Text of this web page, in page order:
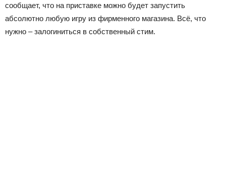
сообщает, что на приставке можно будет запустить
абсолютно любую игру из фирменного магазина. Всё, что
нужно – залогиниться в собственный стим.